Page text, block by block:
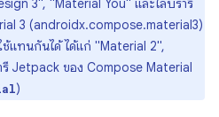
3", "Material You" และไลบรารี
3 (androidx.compose.material3)
ช้แทนกันได้ ได้แก่ "Material 2",
Jetpack ของ Compose Material
)